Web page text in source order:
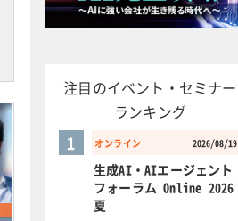
注目のイベント・セミナー
ランキング
オンライン 2026/08/19
1
生成AI・AIエージェント
フォーラム Online 2026
夏